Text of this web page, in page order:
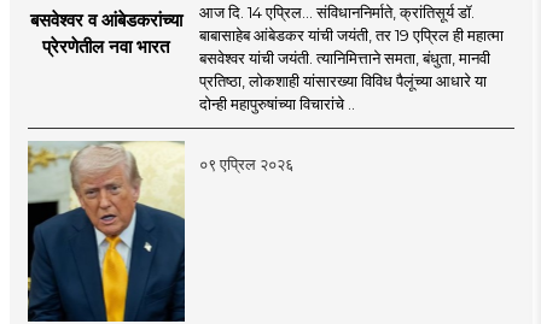
बसवेश्वर व आंबेडकरांच्या
प्रेरणेतील नवा भारत
आज दि. 14 एप्रिल... संविधाननिर्माते, क्रांतिसूर्य डॉ.
बाबासाहेब आंबेडकर यांची जयंती, तर 19 एप्रिल ही महात्मा
बसवेश्वर यांची जयंती. त्यानिमित्ताने समता, बंधुता, मानवी
प्रतिष्ठा, लोकशाही यांसारख्या विविध पैलूंच्या आधारे या
दोन्ही महापुरुषांच्या विचारांचे ..
०९ एप्रिल २०२६